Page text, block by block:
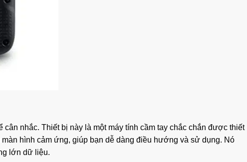
nhắc. Thiết bị này là một máy tính cầm tay chắc chắn được thiết
hình cảm ứng, giúp bạn dễ dàng điều hướng và sử dụng. Nó
lớn dữ liệu.